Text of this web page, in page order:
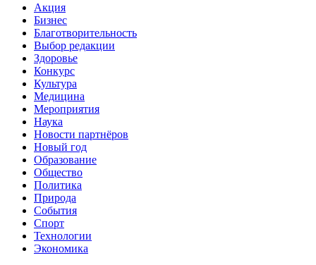
Акция
Бизнес
Благотворительность
Выбор редакции
Здоровье
Конкурс
Культура
Медицина
Мероприятия
Наука
Новости партнёров
Новый год
Образование
Общество
Политика
Природа
События
Спорт
Технологии
Экономика